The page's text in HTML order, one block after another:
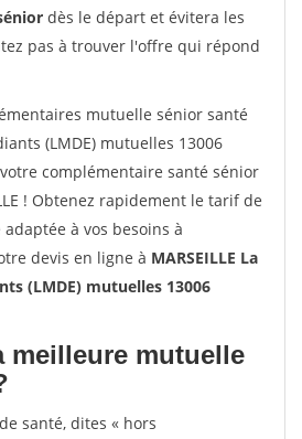
dès le départ et évitera les
pas à trouver l'offre qui répond
mutuelle sénior santé
(LMDE) mutuelles 13006
votre complémentaire santé sénior
! Obtenez rapidement le tarif de
à vos besoins à
devis en ligne à MARSEILLE La
(LMDE) mutuelles 13006
meilleure mutuelle
santé, dites « hors